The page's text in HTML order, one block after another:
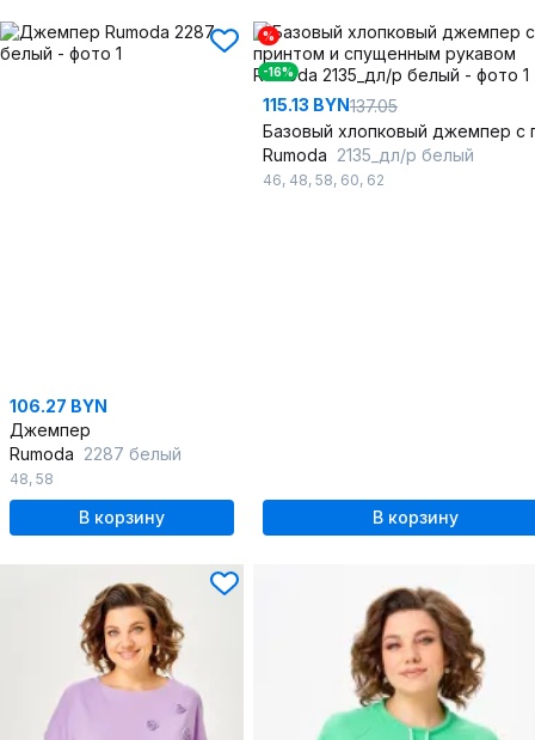
106.27 BYN
Джемпер
Rumoda 2287 белый
48, 58
В корзину
%
-16%
115.13 BYN137.05
Rumoda 2135_дл/р белый
46, 48, 58, 60, 62
В корзину